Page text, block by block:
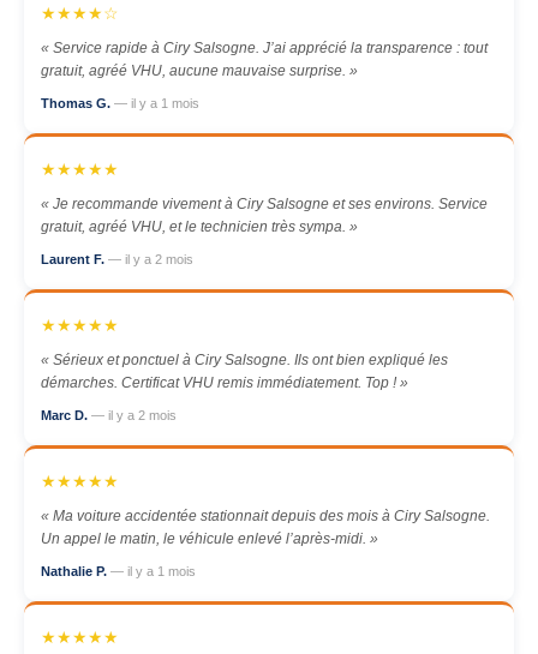
★★★★☆
« Service rapide à Ciry Salsogne. J’ai apprécié la transparence : tout
gratuit, agréé VHU, aucune mauvaise surprise. »
Thomas G. — il y a 1 mois
★★★★★
« Je recommande vivement à Ciry Salsogne et ses environs. Service
gratuit, agréé VHU, et le technicien très sympa. »
Laurent F. — il y a 2 mois
★★★★★
« Sérieux et ponctuel à Ciry Salsogne. Ils ont bien expliqué les
démarches. Certificat VHU remis immédiatement. Top ! »
Marc D. — il y a 2 mois
★★★★★
« Ma voiture accidentée stationnait depuis des mois à Ciry Salsogne.
Un appel le matin, le véhicule enlevé l’après-midi. »
Nathalie P. — il y a 1 mois
★★★★★